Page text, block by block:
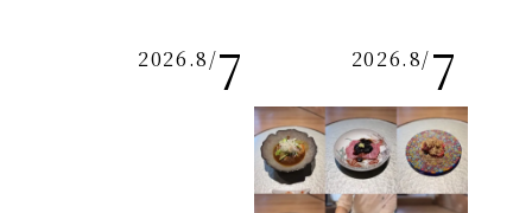
2026.8/7 2026.8/7